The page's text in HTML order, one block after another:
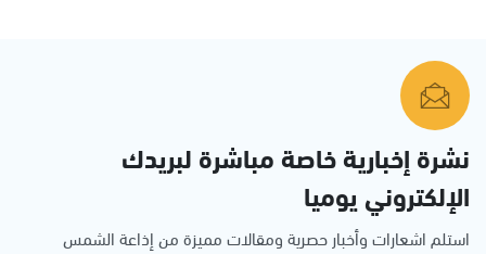
نشرة إخبارية خاصة مباشرة لبريدك
الإلكتروني يوميا
استلم اشعارات وأخبار حصرية ومقالات مميزة من إذاعة الشمس